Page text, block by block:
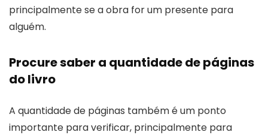
principalmente se a obra for um presente para
alguém.
Procure saber a quantidade de páginas
do livro
A quantidade de páginas também é um ponto
importante para verificar, principalmente para